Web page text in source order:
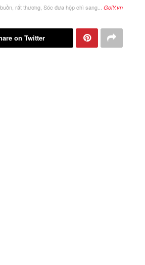
rất thương, Sóc đưa hộp chì sang... GoiY.vn
on Twitter